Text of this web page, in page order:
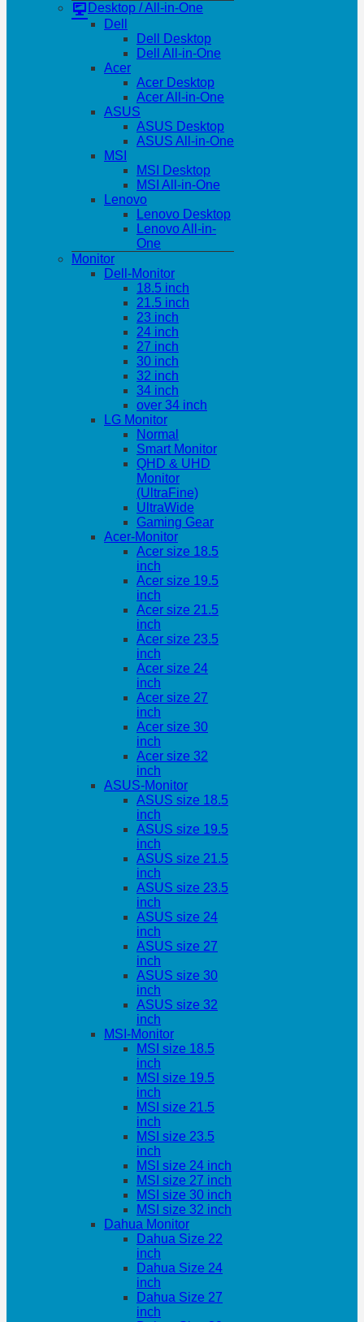
Desktop / All-in-One
Dell
Dell Desktop
Dell All-in-One
Acer
Acer Desktop
Acer All-in-One
ASUS
ASUS Desktop
ASUS All-in-One
MSI
MSI Desktop
MSI All-in-One
Lenovo
Lenovo Desktop
Lenovo All-in-
One
Monitor
Dell-Monitor
18.5 inch
21.5 inch
23 inch
24 inch
27 inch
30 inch
32 inch
34 inch
over 34 inch
LG Monitor
Normal
Smart Monitor
QHD & UHD
Monitor
(UltraFine)
UltraWide
Gaming Gear
Acer-Monitor
Acer size 18.5
inch
Acer size 19.5
inch
Acer size 21.5
inch
Acer size 23.5
inch
Acer size 24
inch
Acer size 27
inch
Acer size 30
inch
Acer size 32
inch
ASUS-Monitor
ASUS size 18.5
inch
ASUS size 19.5
inch
ASUS size 21.5
inch
ASUS size 23.5
inch
ASUS size 24
inch
ASUS size 27
inch
ASUS size 30
inch
ASUS size 32
inch
MSI-Monitor
MSI size 18.5
inch
MSI size 19.5
inch
MSI size 21.5
inch
MSI size 23.5
inch
MSI size 24 inch
MSI size 27 inch
MSI size 30 inch
MSI size 32 inch
Dahua Monitor
Dahua Size 22
inch
Dahua Size 24
inch
Dahua Size 27
inch